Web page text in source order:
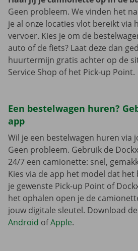
Geen probleem. We vinden het
je al onze locaties vlot bereikt via
vervoer. Kies je om de
auto of de fiets? Laat deze dan
huurtermijn gratis achter op de
Service Shop of het Pick-up Point.
Een bestelwagen huren?
app
Wil je een bestelwagen huren via
Geen probleem. Gebruik de
24/7 een camionette: snel,
Kies via de app het model dat
je gewenste Pick-up Point of
het ophalen open je de
jouw digitale sleutel. Download
Android ofApple.